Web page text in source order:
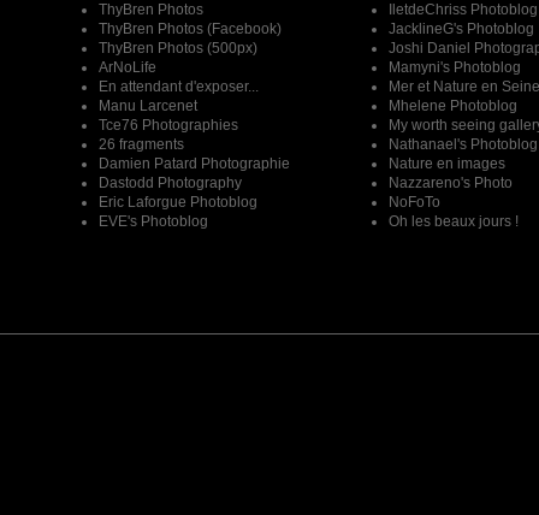
ThyBren Photos
ThyBren Photos (Facebook)
ThyBren Photos (500px)
ArNoLife
En attendant d'exposer...
Manu Larcenet
Tce76 Photographies
26 fragments
Damien Patard Photographie
Dastodd Photography
Eric Laforgue Photoblog
EVE's Photoblog
IletdeChriss Photoblog
JacklineG's Photoblog
Joshi Daniel
Mamyni's Photoblog
Mer et Nature en Seine
Mhelene Photoblog
My worth seeing
Nathanael's Photoblog
Nature en images
Nazzareno's Photo
NoFoTo
Oh les beaux jours !